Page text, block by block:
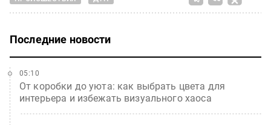
Последние новости
От коробки до уюта: как выбрать цвета для
интерьера и избежать визуального хаоса
05:10